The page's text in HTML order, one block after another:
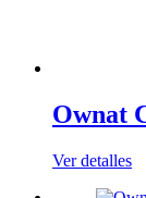
Ownat
Ver detalles